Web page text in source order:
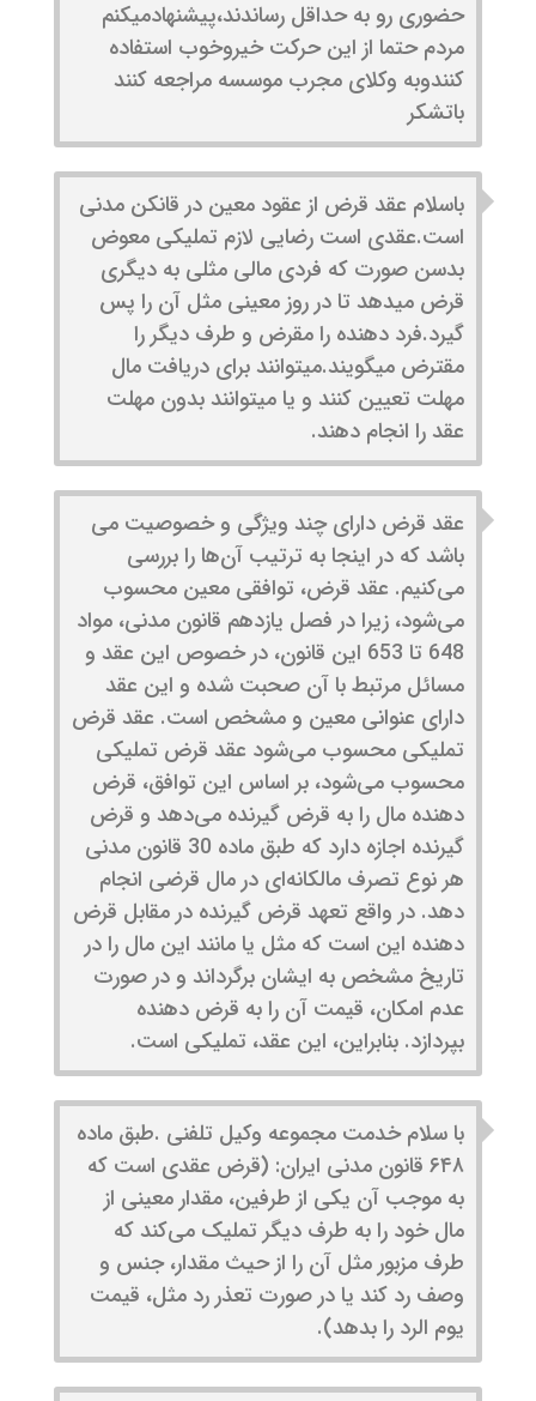
حضوری رو به حداقل رساندند،پیشنهادمیکنم
مردم حتما از این حرکت خیروخوب استفاده
کنندوبه وکلای مجرب موسسه مراجعه کنند
باتشکر
باسلام عقد قرض از عقود معین در قانکن مدنی
است.عقدی است رضایی لازم تملیکی معوض
بدسن صورت که فردی مالی مثلی به دیگری
قرض میدهد تا در روز معینی مثل آن را پس
گیرد.فرد دهنده را مقرض و طرف دیگر را
مقترض میگویند.میتوانند برای دریافت مال
مهلت تعیین کنند و یا میتوانند بدون مهلت
عقد را انجام دهند.
عقد قرض دارای چند ویژگی و خصوصیت می
باشد که در اینجا به ترتیب آن‌ها را بررسی
می‌کنیم. عقد قرض، توافقی معین محسوب
می‌شود، زیرا در فصل یازدهم قانون مدنی، مواد
648 تا 653 این قانون، در خصوص این عقد و
مسائل مرتبط با آن صحبت شده و این عقد
دارای عنوانی معین و مشخص است. عقد قرض
تملیکی محسوب می‌شود عقد قرض تملیکی
محسوب می‌شود، بر اساس این توافق، قرض
دهنده مال را به قرض گیرنده می‌دهد و قرض
گیرنده اجازه دارد که طبق ماده 30 قانون مدنی
هر نوع تصرف مالکانه‌ای در مال قرضی انجام
دهد. در واقع تعهد قرض گیرنده در مقابل قرض
دهنده این است که مثل یا مانند این مال را در
تاریخ مشخص به ایشان برگرداند و در صورت
عدم امکان، قیمت آن را به قرض دهنده
بپردازد. بنابراین، این عقد، تملیکی است.
با سلام خدمت مجموعه وکیل تلفنی .طبق ماده
۶۴۸ قانون مدنی ایران: (قرض عقدی است که
به موجب آن یکی از طرفین، مقدار معینی از
مال خود را به طرف دیگر تملیک می‌کند که
طرف مزبور مثل آن را از حیث مقدار، جنس و
وصف رد کند یا در صورت تعذر رد مثل، قیمت
یوم ‌الرد را بدهد).